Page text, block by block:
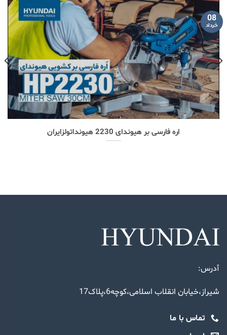
اره فارسی بر هیوندای 2230 هیونداتولزایران
08
خرداد
آدرس:
شیراز،خیابان انقلاب اسلامی،کوچه6،پلاک17
تماس با ما